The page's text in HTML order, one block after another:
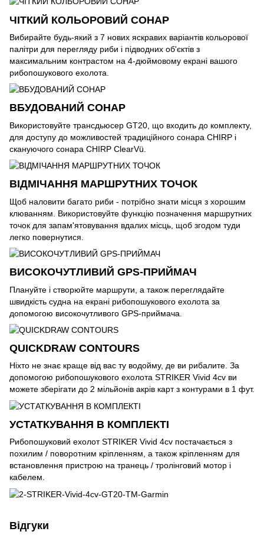
ЧІТКИЙ КОЛЬОРОВИЙ СОНАР
Вибирайте будь-який з 7 нових яскравих варіантів кольорової
палітри для перегляду риби і підводних об'єктів з
максимальним контрастом на 4-дюймовому екрані вашого
рибопошукового ехолота.
ВБУДОВАНИЙ СОНАР
Використовуйте трансдьюсер GT20, що входить до комплекту,
для доступу до можливостей традиційного сонара CHIRP і
скануючого сонара CHIRP ClearVü.
ВІДМІЧАННЯ МАРШРУТНИХ ТОЧОК
Щоб наловити багато риби - потрібно знати місця з хорошим
клюванням. Використовуйте функцію позначення маршрутних
точок для запам'ятовування вдалих місць, щоб згодом туди
легко повернутися.
ВИСОКОЧУТЛИВИЙ GPS-ПРИЙМАЧ
Плануйте і створюйте маршрути, а також переглядайте
швидкість судна на екрані рибопошукового ехолота за
допомогою високочутливого GPS-приймача.
QUICKDRAW CONTOURS
Ніхто не знає краще від вас ту водойму, де ви рибалите. За
допомогою рибопошукового ехолота STRIKER Vivid 4cv ви
можете зберігати до 2 мільйонів акрів карт з контурами в 1 фут.
УСТАТКУВАННЯ В КОМПЛЕКТІ
Рибопошуковий ехолот STRIKER Vivid 4cv постачається з
похилим / поворотним кріпленням, а також кріпленням для
встановлення пристрою на транець / тролінговий мотор і
кабелем.
Відгуки